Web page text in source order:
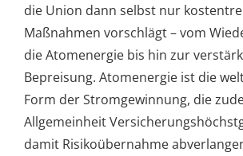
die Union dann selbst nur
Maßnahmen vorschlägt – vom
die Atomenergie bis hin zur
Bepreisung. Atomenergie ist die
Form der Stromgewinnung, die
Allgemeinheit
damit Risikoübernahme